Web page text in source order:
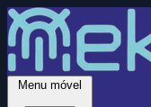
Menu móvel